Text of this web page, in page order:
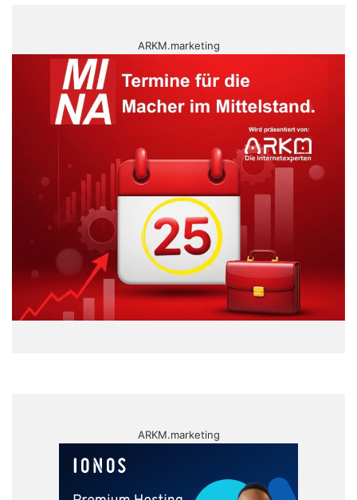
ARKM.marketing
ARKM.marketing